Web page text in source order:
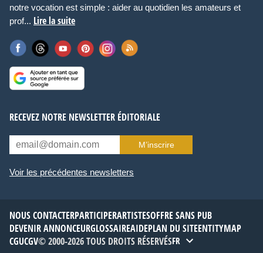
notre vocation est simple : aider au quotidien les amateurs et
prof... Lire la suite
RECEVEZ NOTRE NEWSLETTER ÉDITORIALE
M’inscrire
Voir les précédentes newsletters
NOUS CONTACTERPARTICIPERARTISTESOFFRE SANS PUB
DEVENIR ANNONCEURGLOSSAIREAIDEPLAN DU SITEENTITYMAP
CGUCGV© 2000-2026 TOUS DROITS RÉSERVÉSFR